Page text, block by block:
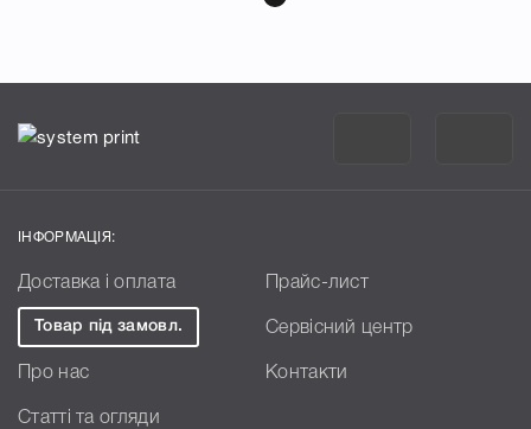
ІНФОРМАЦІЯ:
Доставка і оплата Прайс-лист
Товар під замовл. Сервісний центр
Про нас Контакти
Статті та огляди